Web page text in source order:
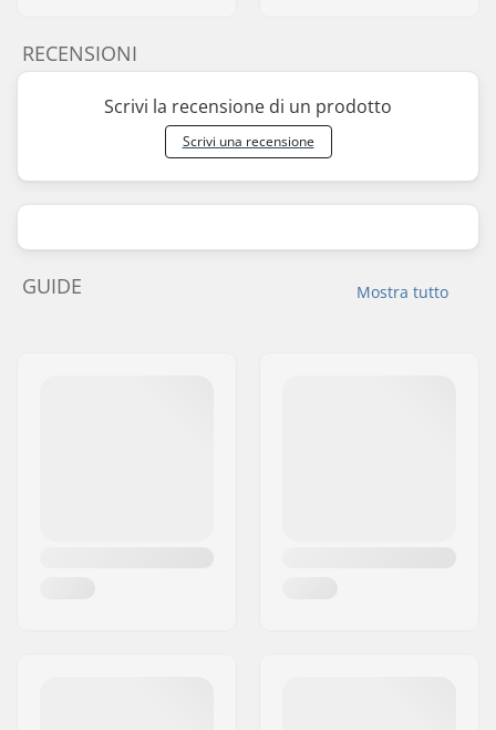
RECENSIONI
Scrivi la recensione di un prodotto
Scrivi una recensione
Mostra tutto
GUIDE